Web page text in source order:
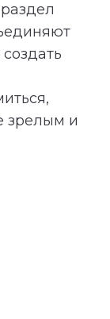
зрелым и